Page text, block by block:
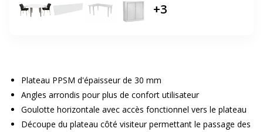
+3
Plateau PPSM d'épaisseur de 30 mm
Angles arrondis pour plus de confort utilisateur
Goulotte horizontale avec accès fonctionnel vers le plateau
Découpe du plateau côté visiteur permettant le passage des